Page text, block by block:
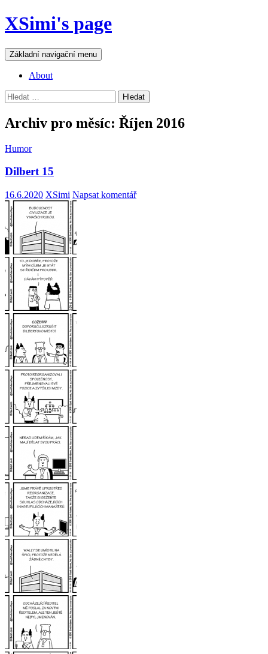
Přejít
k
webu
XSimi's page
Hledat
Základní navigační menu
About
Vyhledávání
Archiv pro měsíc: Říjen 2016
Humor
Dilbert 15
16.6.2020 XSimi Napsat komentář